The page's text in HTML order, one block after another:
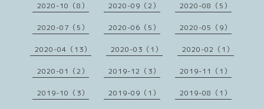
2020-10（8） 2020-09（2） 2020-08（5）
2020-07（5） 2020-06（5） 2020-05（9）
2020-04（13） 2020-03（1） 2020-02（1）
2020-01（2） 2019-12（3） 2019-11（1）
2019-10（3） 2019-09（1） 2019-08（1）